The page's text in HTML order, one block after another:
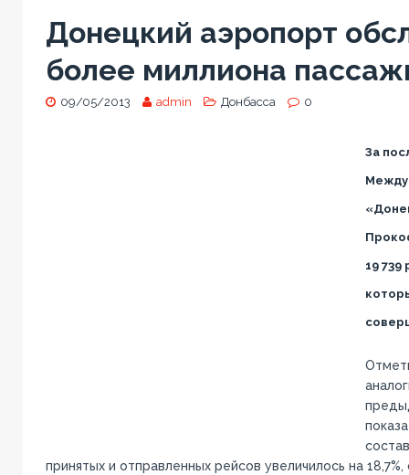
Донецкий аэропорт
более миллиона
09/05/2013 admin Донбасса 0
За
19 739
принятых и отправленных рейсов увеличилось на